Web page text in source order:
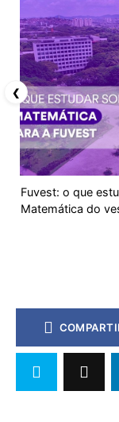
Fuvest: o que
Matemática do
❮